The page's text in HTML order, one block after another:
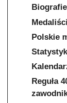
Biografie
Medaliści
Polskie
Reguła